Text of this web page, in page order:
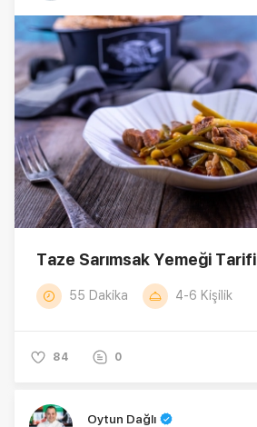
Taze Sarımsak Yemeği Tarifi
55 Dakika 4-6 Kişilik
84 0
Oytun Dağlı